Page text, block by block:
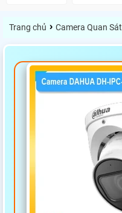
Trang chủ › Camera Quan Sát